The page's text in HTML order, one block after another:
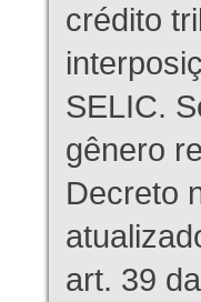
crédito
SELIC.
gênero
Decreto
art. 39